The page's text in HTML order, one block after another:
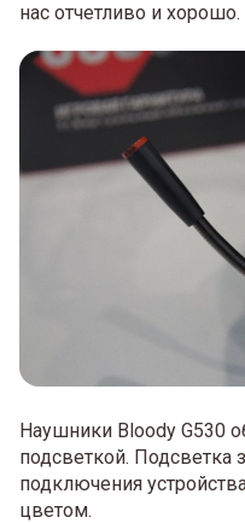
нас отчетливо и хорошо.
Наушники Bloody G530
подсветкой. Подсветка
подключения
цветом.